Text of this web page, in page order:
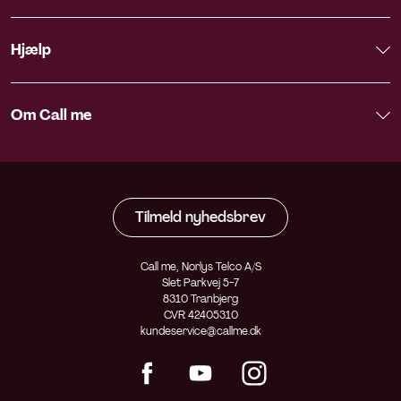
Hjælp
Om Call me
Tilmeld nyhedsbrev
Call me, Norlys Telco A/S
Slet Parkvej 5-7
8310 Tranbjerg
CVR 42405310
kundeservice@callme.dk